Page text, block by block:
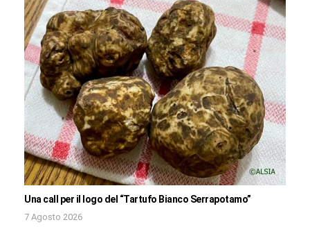
Una call per il logo del “Tartufo Bianco Serrapotamo”
7 Agosto 2026